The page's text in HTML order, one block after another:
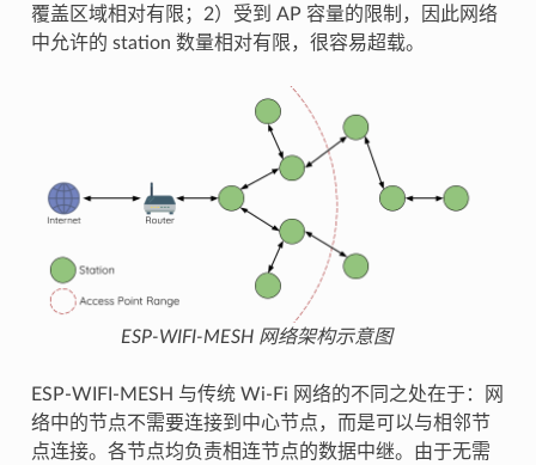
覆盖区域相对有限；2）受到 AP 容量的限制，因此网络
中允许的 station 数量相对有限，很容易超载。
ESP-WIFI-MESH 网络架构示意图
ESP-WIFI-MESH 与传统 Wi-Fi 网络的不同之处在于：网
络中的节点不需要连接到中心节点，而是可以与相邻节
点连接。各节点均负责相连节点的数据中继。由于无需